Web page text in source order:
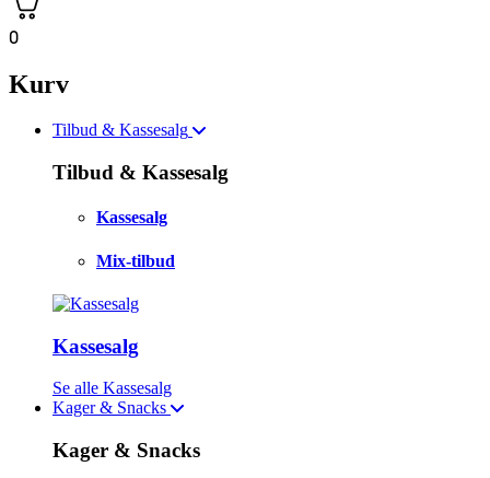
0
Kurv
Tilbud & Kassesalg
Tilbud & Kassesalg
Kassesalg
Mix-tilbud
Kassesalg
Se alle Kassesalg
Kager & Snacks
Kager & Snacks